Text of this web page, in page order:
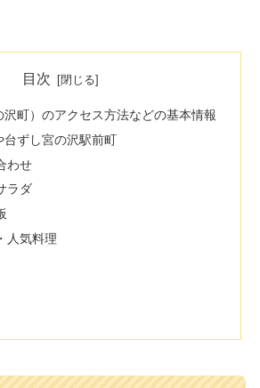
目次
沢町）のアクセス方法などの基本情報
台ずし宮の沢駅前町
わせ
ラダ
人気料理